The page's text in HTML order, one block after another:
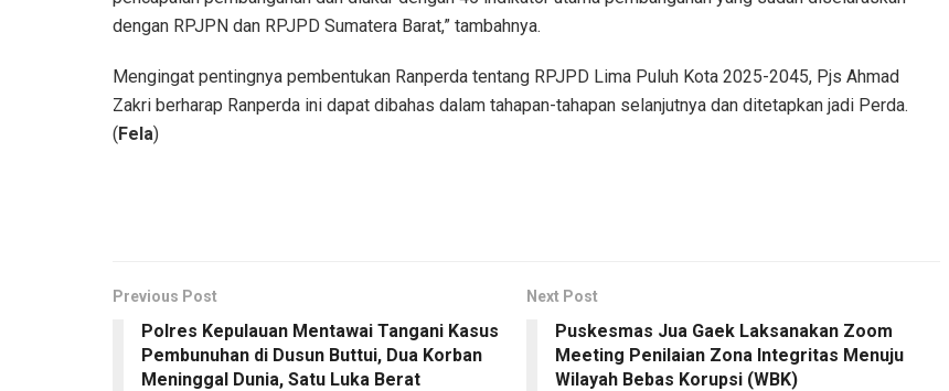
dengan RPJPN dan RPJPD Sumatera Barat,” tambahnya.
Mengingat pentingnya pembentukan Ranperda tentang RPJPD Lima Puluh Kota 2025-2045, Pjs Ahmad
Zakri berharap Ranperda ini dapat dibahas dalam tahapan-tahapan selanjutnya dan ditetapkan jadi Perda.
(Fela)
Previous Post
Polres Kepulauan Mentawai Tangani Kasus
Pembunuhan di Dusun Buttui, Dua Korban
Meninggal Dunia, Satu Luka Berat
Next Post
Puskesmas Jua Gaek Laksanakan Zoom
Meeting Penilaian Zona Integritas Menuju
Wilayah Bebas Korupsi (WBK)